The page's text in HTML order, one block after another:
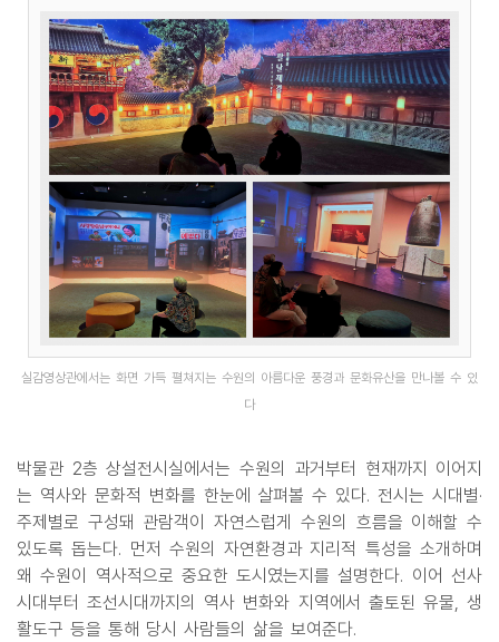
실감영상관에서는 화면 가득 펼쳐지는 수원의 아름다운 풍경과 문화유산을 만나볼 수 있
다
박물관 2층 상설전시실에서는 수원의 과거부터 현재까지 이어지
는 역사와 문화적 변화를 한눈에 살펴볼 수 있다. 전시는 시대별·
주제별로 구성돼 관람객이 자연스럽게 수원의 흐름을 이해할 수
있도록 돕는다. 먼저 수원의 자연환경과 지리적 특성을 소개하며
왜 수원이 역사적으로 중요한 도시였는지를 설명한다. 이어 선사
시대부터 조선시대까지의 역사 변화와 지역에서 출토된 유물, 생
활도구 등을 통해 당시 사람들의 삶을 보여준다.